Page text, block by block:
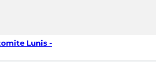
Lunis -